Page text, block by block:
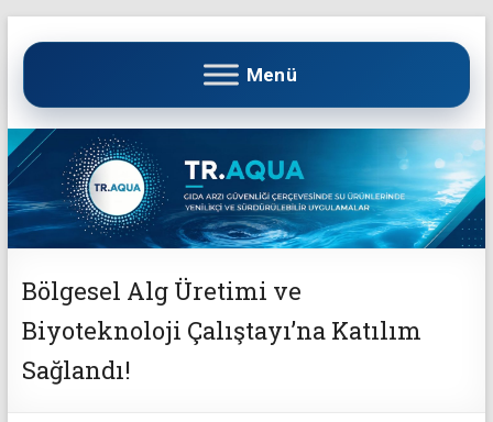
Bölgesel Alg Üretimi ve
Biyoteknoloji Çalıştayı’na Katılım
Sağlandı!